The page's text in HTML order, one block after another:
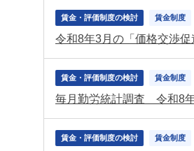
賃金・評価制度の検討 賃金制度
令和8年3月の「価格交渉促
賃金・評価制度の検討 賃金制度
毎月勤労統計調査 令和8
賃金・評価制度の検討 賃金制度